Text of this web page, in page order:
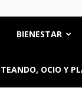
BIENESTAR
OCIO Y